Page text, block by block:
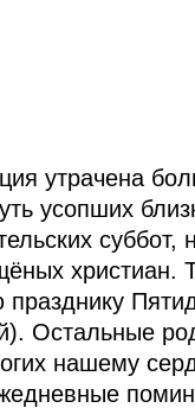
утрачена
усопших
христиан.
Остальные
нашему